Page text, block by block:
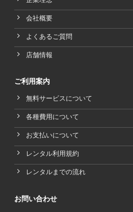
会社概要
よくあるご質問
店舗情報
ご利用案内
無料サービスについて
各種費用について
お支払いについて
レンタル利用規約
レンタルまでの流れ
お問い合わせ